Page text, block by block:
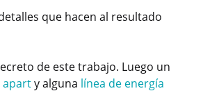
que hacen al resultado
de este trabajo. Luego un
aparty alguna línea de energía